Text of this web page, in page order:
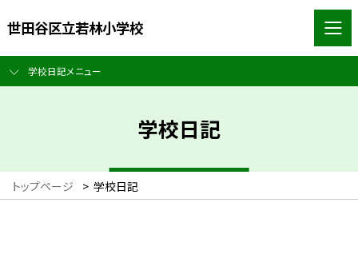
世田谷区立若林小学校
学校日記メニュー
学校日記
トップページ > 学校日記